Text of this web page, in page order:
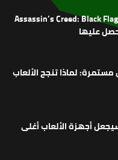
جميع الأسلحة في Assassin’s Creed: Black Flag
لماذا تنجح الألعاب
أجهزة الألعاب أغلى